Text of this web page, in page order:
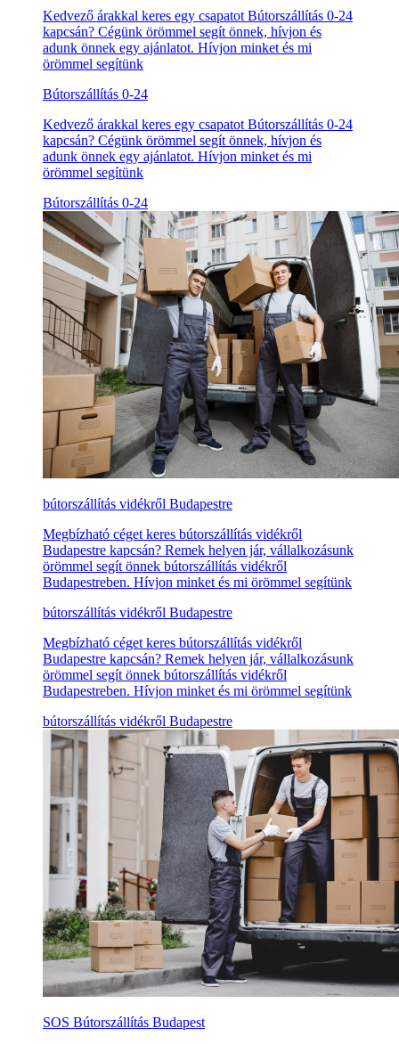
Kedvező árakkal keres egy csapatot Bútorszállítás 0-24
kapcsán? Cégünk örömmel segít önnek, hívjon és
adunk önnek egy ajánlatot. Hívjon minket és mi
örömmel segítünk
Bútorszállítás 0-24
Kedvező árakkal keres egy csapatot Bútorszállítás 0-24
kapcsán? Cégünk örömmel segít önnek, hívjon és
adunk önnek egy ajánlatot. Hívjon minket és mi
örömmel segítünk
Bútorszállítás 0-24
bútorszállítás vidékről Budapestre
Megbízható céget keres bútorszállítás vidékről
Budapestre kapcsán? Remek helyen jár, vállalkozásunk
örömmel segít önnek bútorszállítás vidékről
Budapestreben. Hívjon minket és mi örömmel segítünk
bútorszállítás vidékről Budapestre
Megbízható céget keres bútorszállítás vidékről
Budapestre kapcsán? Remek helyen jár, vállalkozásunk
örömmel segít önnek bútorszállítás vidékről
Budapestreben. Hívjon minket és mi örömmel segítünk
bútorszállítás vidékről Budapestre
SOS Bútorszállítás Budapest